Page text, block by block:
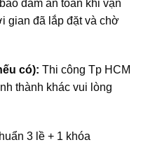
đảm an toàn khi vận
gian đã lắp đặt và chờ
có): Thi công Tp HCM
thành khác vui lòng
3 lề + 1 khóa